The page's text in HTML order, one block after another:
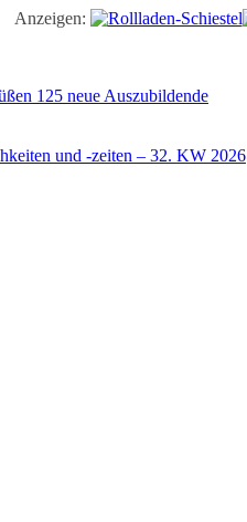
Anzeigen:
125 neue Auszubildende
und -zeiten – 32. KW 2026